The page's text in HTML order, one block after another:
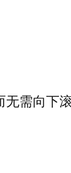
需向下